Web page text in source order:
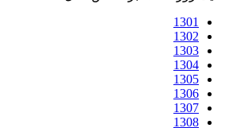
1301
1302
1303
1304
1305
1306
1307
1308